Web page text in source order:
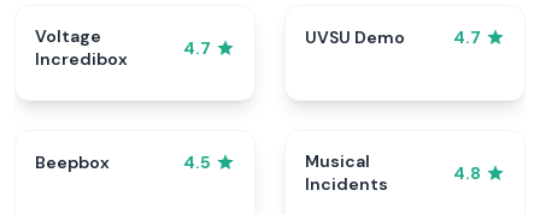
Voltage
Incredibox
4.7
UVSU Demo 4.7
Beepbox 4.5
Musical
Incidents
4.8